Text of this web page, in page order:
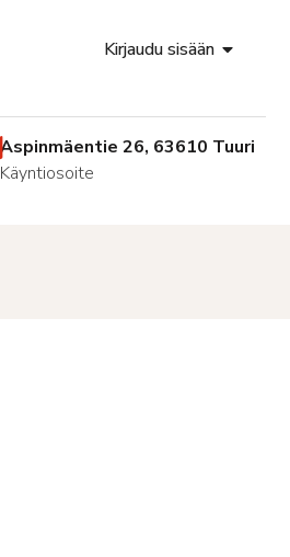
Kirjaudu sisään
Aspinmäentie 26, 63610 Tuuri
Käyntiosoite